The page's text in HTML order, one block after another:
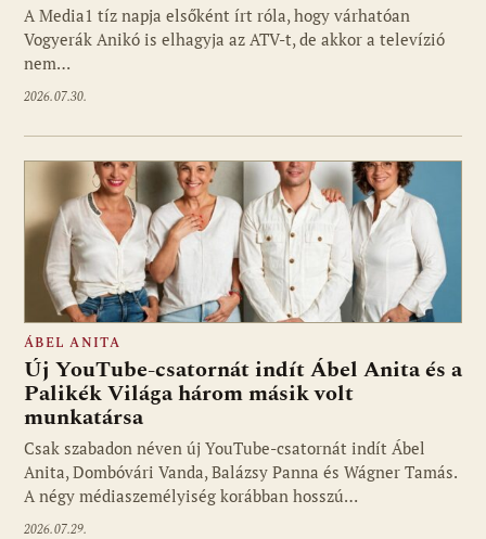
A Media1 tíz napja elsőként írt róla, hogy várhatóan
Vogyerák Anikó is elhagyja az ATV-t, de akkor a televízió
nem…
2026.07.30.
ÁBEL ANITA
Új YouTube-csatornát indít Ábel Anita és a
Palikék Világa három másik volt
munkatársa
Csak szabadon néven új YouTube-csatornát indít Ábel
Anita, Dombóvári Vanda, Balázsy Panna és Wágner Tamás.
A négy médiaszemélyiség korábban hosszú…
2026.07.29.